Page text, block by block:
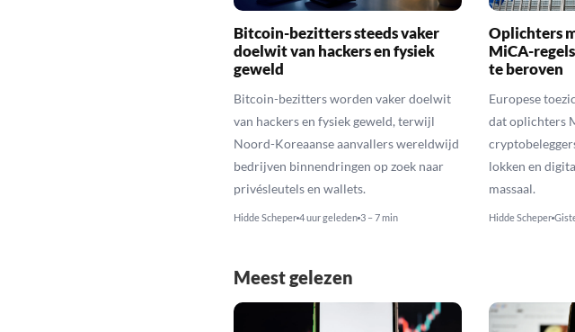
Bitcoin-bezitters steeds vaker
doelwit van hackers en fysiek
geweld
Bitcoin-bezitters worden vaker doelwit
van hackers en fysiek geweld, terwijl
Noord-Koreaanse aanvallers wereldwijd
bedrijven binnendringen op zoek naar
privésleutels en wallets.
Hidde Scheper 4 uur geleden 3 – 7 min
Oplichters
MiCA-
te beroven
Europese
dat oplichters
lokken en
massaal.
Hidde Scheper
Meest gelezen